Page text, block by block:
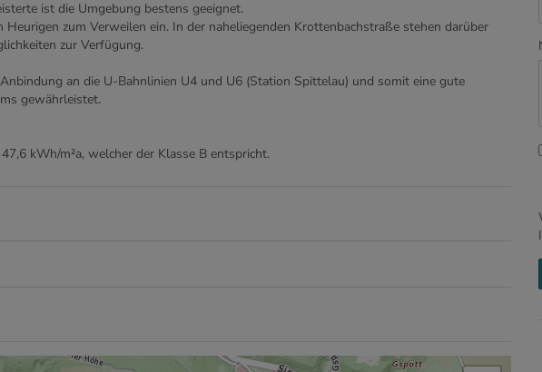
ist die Umgebung bestens geeignet.
Heurigen zum Verweilen ein. In der naheliegenden Krottenbachstraße stehen darüber
zur Verfügung.
an die U-Bahnlinien U4 und U6 (Station Spittelau) und somit eine gute
gewährleistet.
kWh/m²a, welcher der Klasse B entspricht.